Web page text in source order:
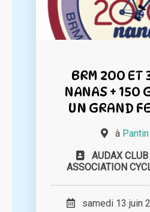
BRM 200 ET
NANAS + 150
UN GRAND
à
AUDAX
ASSOCIATION
samedi 13 juin